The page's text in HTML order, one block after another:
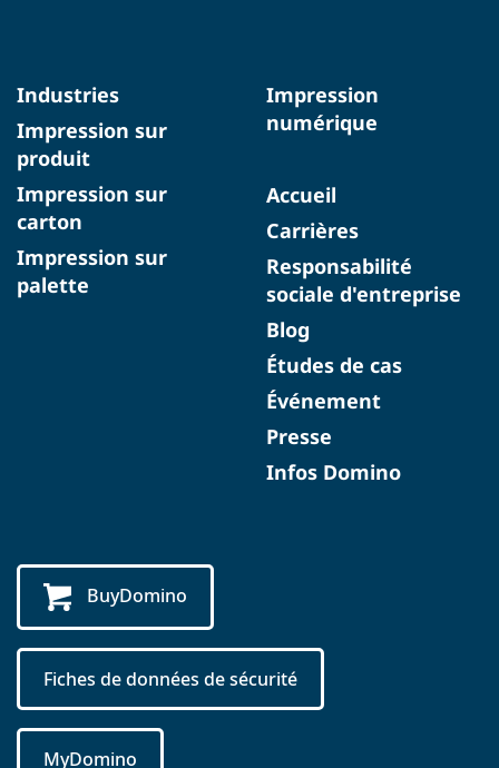
Industries
Impression sur
produit
Impression sur
carton
Impression sur
palette
Impression
numérique
Accueil
Carrières
Responsabilité
sociale d'entreprise
Blog
Études de cas
Événement
Presse
Infos Domino
BuyDomino
Fiches de données de sécurité
MyDomino